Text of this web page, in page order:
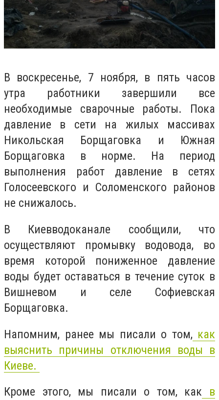
В воскресенье, 7 ноября, в пять часов
утра работники завершили все
необходимые сварочные работы. Пока
давление в сети на жилых массивах
Никольская Борщаговка и Южная
Борщаговка в норме. На период
выполнения работ давление в сетях
Голосеевского и Соломенского районов
не снижалось.
В Киевводоканале сообщили, что
осуществляют промывку водовода, во
время которой пониженное давление
воды будет оставаться в течение суток в
Вишневом и селе Софиевская
Борщаговка.
Напомним, ранее мы писали о том, как
выяснить причины отключения воды в
Киеве.
Кроме этого, мы писали о том, как в